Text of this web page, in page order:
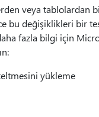
veya tablolardan
bu değişiklikleri bir
fazla bilgi için
yükleme